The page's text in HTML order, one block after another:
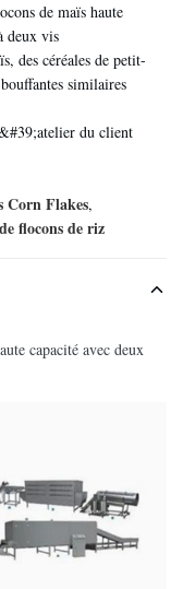
de maïs haute
deux vis
des céréales de petit-
similaires
du client
Corn Flakes,
flocons de riz
capacité avec deux